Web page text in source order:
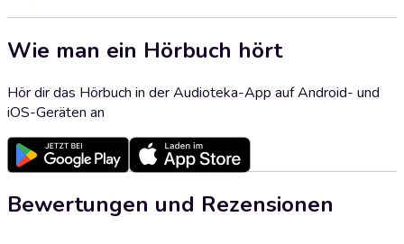
Wie man ein Hörbuch hört
Hör dir das Hörbuch in der Audioteka-App auf Android- und
iOS-Geräten an
Bewertungen und Rezensionen